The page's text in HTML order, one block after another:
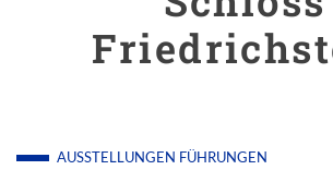
AUSSTELLUNGEN FÜHRUNGEN